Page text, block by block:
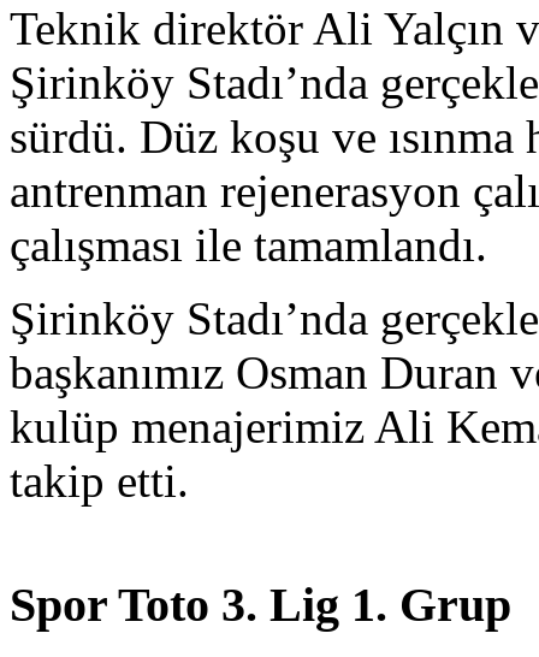
Teknik direktör Ali Yalçın
Şirinköy Stadı’nda
sürdü. Düz koşu ve
antrenman rejenerasyon
çalışması ile tamamlandı.
Şirinköy Stadı’nda
başkanımız Osman
kulüp menajerimiz Ali
takip etti.
Spor Toto 3. Lig 1. Grup